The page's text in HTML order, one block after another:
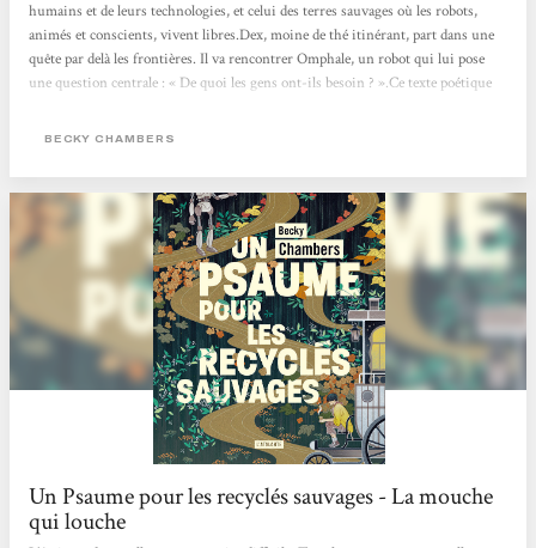
humains et de leurs technologies, et celui des terres sauvages où les robots,
animés et conscients, vivent libres.Dex, moine de thé itinérant, part dans une
quête par delà les frontières. Il va rencontrer Omphale, un robot qui lui pose
une question centrale : « De quoi les gens ont-ils besoin ? ».Ce texte poétique
récit d’amitié et de quête de soi, qui imagine des relations apaisées entre
BECKY CHAMBERS
Un Psaume pour les recyclés sauvages - La mouche
qui louche